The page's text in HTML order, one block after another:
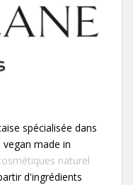
spécialisée dans
vegan made in
naturel
d'ingrédients